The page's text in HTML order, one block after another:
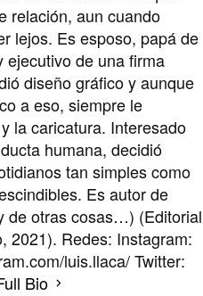
relación, aun cuando
lejos. Es esposo, papá de
ejecutivo de una firma
diseño gráfico y aunque
a eso, siempre le
la caricatura. Interesado
humana, decidió
tan simples como
Es autor de
de otras cosas…) (Editorial
2021). Redes: Instagram:
luis.llaca/ Twitter:
Bio